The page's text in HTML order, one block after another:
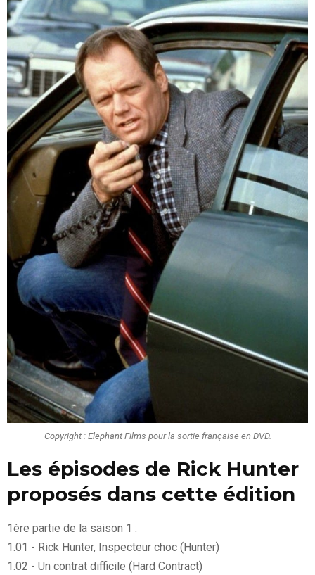
Copyright : Elephant Films pour la sortie française en DVD.
Les épisodes de Rick Hunter
proposés dans cette édition
1ère partie de la saison 1 :
1.01 - Rick Hunter, Inspecteur choc (Hunter)
1.02 - Un contrat difficile (Hard Contract)